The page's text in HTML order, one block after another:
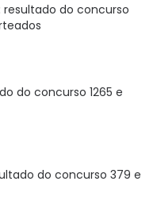
resultado do concurso
do concurso 1265 e
do concurso 379 e